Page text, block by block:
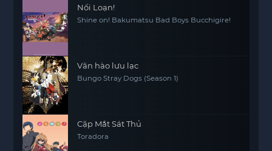
Nổi Loạn!
Shine on! Bakumatsu Bad Boys Bucchigire!
Văn hào lưu lạc
Bungo Stray Dogs (Season 1)
Cặp Mắt Sát Thủ
Toradora